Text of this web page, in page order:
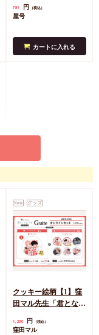
781 円 （税込）
屋号
カートに入れる
New グッズ
クッキー絵柄【1】窪
田マル先生「君となら
記念Gratte オンライン
1,200 円 （税込）
窪田マル